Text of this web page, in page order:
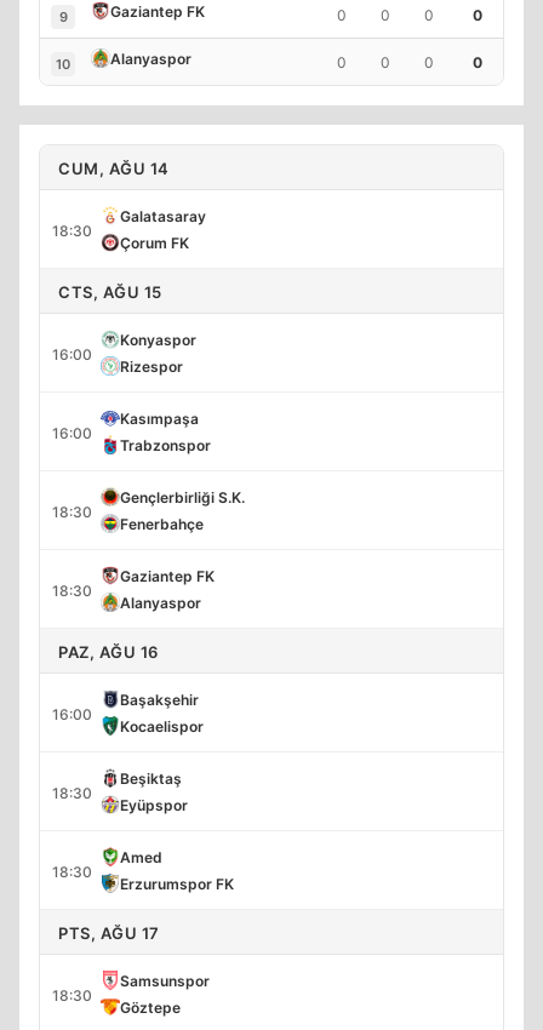
9 Gaziantep FK 0 0 0 0
10 Alanyaspor 0 0 0 0
CUM, AĞU 14
18:30
Galatasaray
Çorum FK
CTS, AĞU 15
16:00
Konyaspor
Rizespor
16:00
Kasımpaşa
Trabzonspor
18:30
Gençlerbirliği S.K.
Fenerbahçe
18:30
Gaziantep FK
Alanyaspor
PAZ, AĞU 16
16:00
Başakşehir
Kocaelispor
18:30
Beşiktaş
Eyüpspor
18:30
Amed
Erzurumspor FK
PTS, AĞU 17
18:30
Samsunspor
Göztepe